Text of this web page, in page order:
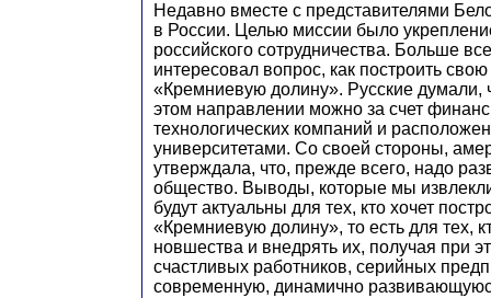
Недавно вместе с представителями
в России. Целью миссии было
российского сотрудничества. Больше
интересовал вопрос, как построить
«Кремниевую долину». Русские думали,
этом направлении можно за счет
технологических компаний и
университетами. Со своей стороны,
утверждала, что, прежде всего, надо
общество. Выводы, которые мы
будут актуальны для тех, кто хочет
«Кремниевую долину», то есть для тех,
новшества и внедрять их, получая при
счастливых работников, серийных
современную, динамично